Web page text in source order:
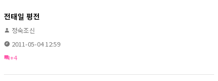
전태일 평전
정숙조신
2011-05-04 12:59
+4